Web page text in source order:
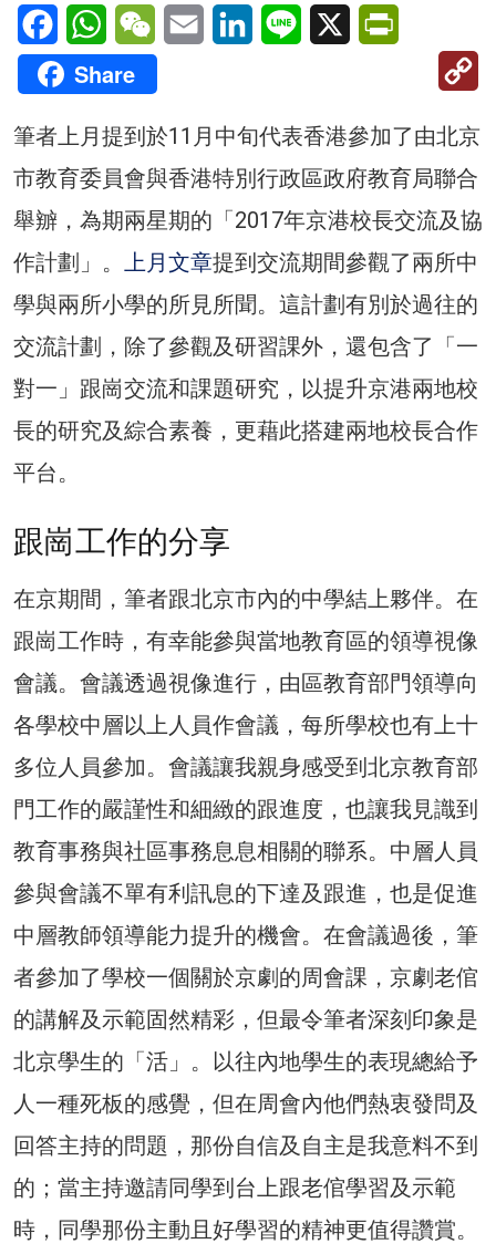
FacebookWhatsAppWeChatEmail LinkedInLine X
Share
筆者上月提到於11月中旬代表香港參加了由北京
市教育委員會與香港特別行政區政府教育局聯合
舉辧，為期兩星期的「2017年京港校長交流及協
作計劃」。 上月文章提到交流期間參觀了兩所中
學與兩所小學的所見所聞。這計劃有別於過往的
交流計劃，除了參觀及研習課外，還包含了「一
對一」跟崗交流和課題研究，以提升京港兩地校
長的研究及綜合素養，更藉此搭建兩地校長合作
平台。
跟崗工作的分享
在京期間，筆者跟北京市內的中學結上夥伴。在
跟崗工作時，有幸能參與當地教育區的領導視像
會議。會議透過視像進行，由區教育部門領導向
各學校中層以上人員作會議，每所學校也有上十
多位人員參加。會議讓我親身感受到北京教育部
門工作的嚴謹性和細緻的跟進度，也讓我見識到
教育事務與社區事務息息相關的聯系。中層人員
參與會議不單有利訊息的下達及跟進，也是促進
中層教師領導能力提升的機會。在會議過後，筆
者參加了學校一個關於京劇的周會課，京劇老倌
的講解及示範固然精彩，但最令筆者深刻印象是
北京學生的「活」。以往內地學生的表現總給予
人一種死板的感覺，但在周會內他們熱衷發問及
回答主持的問題，那份自信及自主是我意料不到
的；當主持邀請同學到台上跟老倌學習及示範
時，同學那份主動且好學習的精神更值得讚賞。